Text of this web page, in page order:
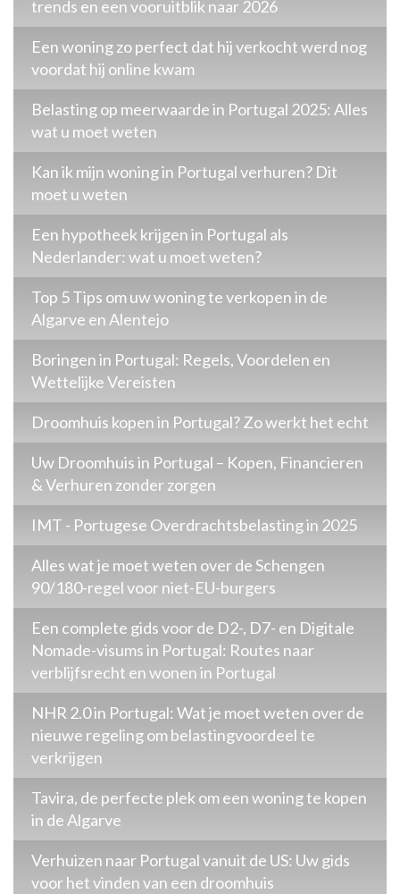
trends en een vooruitblik naar 2026
Een woning zo perfect dat hij verkocht werd nog
voordat hij online kwam
Belasting op meerwaarde in Portugal 2025: Alles
wat u moet weten
Kan ik mijn woning in Portugal verhuren? Dit
moet u weten
Een hypotheek krijgen in Portugal als
Nederlander: wat u moet weten?
Top 5 Tips om uw woning te verkopen in de
Algarve en Alentejo
Boringen in Portugal: Regels, Voordelen en
Wettelijke Vereisten
Droomhuis kopen in Portugal? Zo werkt het echt
Uw Droomhuis in Portugal – Kopen, Financieren
& Verhuren zonder zorgen
IMT - Portugese Overdrachtsbelasting in 2025
Alles wat je moet weten over de Schengen
90/180-regel voor niet-EU-burgers
Een complete gids voor de D2-, D7- en Digitale
Nomade-visums in Portugal: Routes naar
verblijfsrecht en wonen in Portugal
NHR 2.0 in Portugal: Wat je moet weten over de
nieuwe regeling om belastingvoordeel te
verkrijgen
Tavira, de perfecte plek om een woning te kopen
in de Algarve
Verhuizen naar Portugal vanuit de US: Uw gids
voor het vinden van een droomhuis